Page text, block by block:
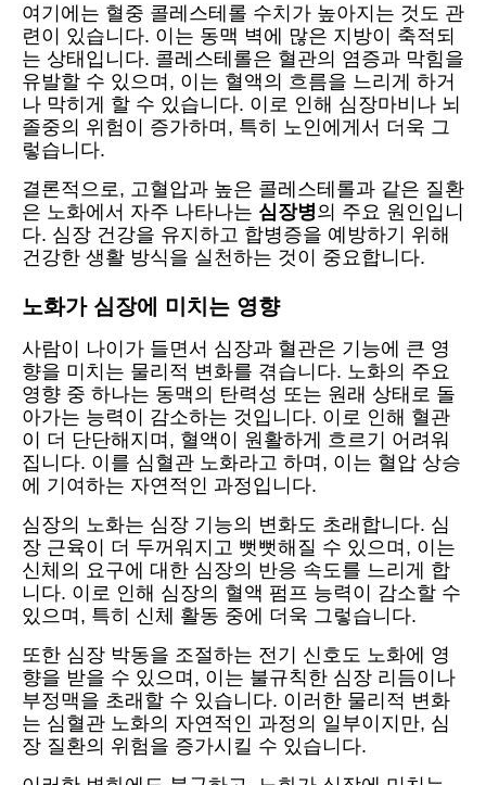
여기에는 혈중 콜레스테롤 수치가 높아지는 것도 관
련이 있습니다. 이는 동맥 벽에 많은 지방이 축적되
는 상태입니다. 콜레스테롤은 혈관의 염증과 막힘을
유발할 수 있으며, 이는 혈액의 흐름을 느리게 하거
나 막히게 할 수 있습니다. 이로 인해 심장마비나 뇌
졸중의 위험이 증가하며, 특히 노인에게서 더욱 그
렇습니다.
결론적으로, 고혈압과 높은 콜레스테롤과 같은 질환
은 노화에서 자주 나타나는 심장병의 주요 원인입니
다. 심장 건강을 유지하고 합병증을 예방하기 위해
건강한 생활 방식을 실천하는 것이 중요합니다.
노화가 심장에 미치는 영향
사람이 나이가 들면서 심장과 혈관은 기능에 큰 영
향을 미치는 물리적 변화를 겪습니다. 노화의 주요
영향 중 하나는 동맥의 탄력성 또는 원래 상태로 돌
아가는 능력이 감소하는 것입니다. 이로 인해 혈관
이 더 단단해지며, 혈액이 원활하게 흐르기 어려워
집니다. 이를 심혈관 노화라고 하며, 이는 혈압 상승
에 기여하는 자연적인 과정입니다.
심장의 노화는 심장 기능의 변화도 초래합니다. 심
장 근육이 더 두꺼워지고 뻣뻣해질 수 있으며, 이는
신체의 요구에 대한 심장의 반응 속도를 느리게 합
니다. 이로 인해 심장의 혈액 펌프 능력이 감소할 수
있으며, 특히 신체 활동 중에 더욱 그렇습니다.
또한 심장 박동을 조절하는 전기 신호도 노화에 영
향을 받을 수 있으며, 이는 불규칙한 심장 리듬이나
부정맥을 초래할 수 있습니다. 이러한 물리적 변화
는 심혈관 노화의 자연적인 과정의 일부이지만, 심
장 질환의 위험을 증가시킬 수 있습니다.